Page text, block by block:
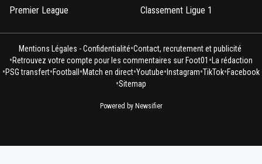
Premier League
Classement Ligue 1
Mentions Légales - Confidentialité•Contact, recrutement et publicité
•Retrouvez votre compte pour les commentaires sur Foot01 • La rédaction
•PSG transfert•Football •Match en direct•Youtube• Instagram•TikTok•Facebook
•Sitemap
Powered by Newsifier